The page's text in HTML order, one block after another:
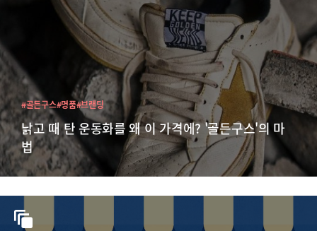
낡고 때 탄 운동화를 왜 이 가격에? '골든구스'의 마
법
#골든구스#명품#브랜딩